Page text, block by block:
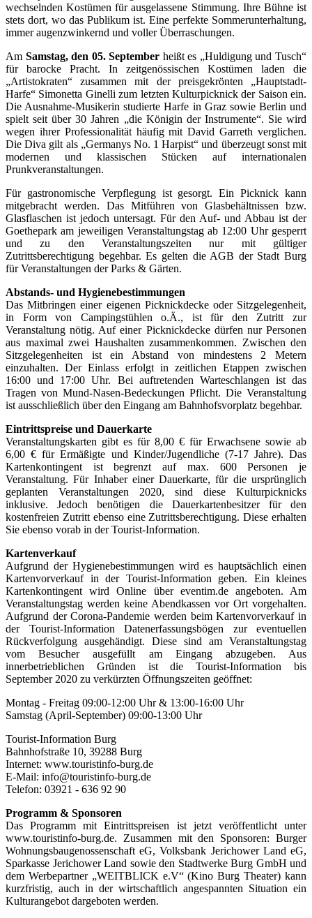
wechselnden Kostümen für ausgelassene Stimmung. Ihre Bühne ist
stets dort, wo das Publikum ist. Eine perfekte Sommerunterhaltung,
immer augenzwinkernd und voller Überraschungen.
Am Samstag, den 05. September heißt es „Huldigung und Tusch“
für barocke Pracht. In zeitgenössischen Kostümen laden die
„Artistokraten“ zusammen mit der preisgekrönten „Hauptstadt-
Harfe“ Simonetta Ginelli zum letzten Kulturpicknick der Saison ein.
Die Ausnahme-Musikerin studierte Harfe in Graz sowie Berlin und
spielt seit über 30 Jahren „die Königin der Instrumente“. Sie wird
wegen ihrer Professionalität häufig mit David Garreth verglichen.
Die Diva gilt als „Germanys No. 1 Harpist“ und überzeugt sonst mit
modernen und klassischen Stücken auf internationalen
Prunkveranstaltungen.
Für gastronomische Verpflegung ist gesorgt. Ein Picknick kann
mitgebracht werden. Das Mitführen von Glasbehältnissen bzw.
Glasflaschen ist jedoch untersagt. Für den Auf- und Abbau ist der
Goethepark am jeweiligen Veranstaltungstag ab 12:00 Uhr gesperrt
und zu den Veranstaltungszeiten nur mit gültiger
Zutrittsberechtigung begehbar. Es gelten die AGB der Stadt Burg
für Veranstaltungen der Parks & Gärten.
Abstands- und Hygienebestimmungen
Das Mitbringen einer eigenen Picknickdecke oder Sitzgelegenheit,
in Form von Campingstühlen o.Ä., ist für den Zutritt zur
Veranstaltung nötig. Auf einer Picknickdecke dürfen nur Personen
aus maximal zwei Haushalten zusammenkommen. Zwischen den
Sitzgelegenheiten ist ein Abstand von mindestens 2 Metern
einzuhalten. Der Einlass erfolgt in zeitlichen Etappen zwischen
16:00 und 17:00 Uhr. Bei auftretenden Warteschlangen ist das
Tragen von Mund-Nasen-Bedeckungen Pflicht. Die Veranstaltung
ist ausschließlich über den Eingang am Bahnhofsvorplatz begehbar.
Eintrittspreise und Dauerkarte
Veranstaltungskarten gibt es für 8,00 € für Erwachsene sowie ab
6,00 € für Ermäßigte und Kinder/Jugendliche (7-17 Jahre). Das
Kartenkontingent ist begrenzt auf max. 600 Personen je
Veranstaltung. Für Inhaber einer Dauerkarte, für die ursprünglich
geplanten Veranstaltungen 2020, sind diese Kulturpicknicks
inklusive. Jedoch benötigen die Dauerkartenbesitzer für den
kostenfreien Zutritt ebenso eine Zutrittsberechtigung. Diese erhalten
Sie ebenso vorab in der Tourist-Information.
Kartenverkauf
Aufgrund der Hygienebestimmungen wird es hauptsächlich einen
Kartenvorverkauf in der Tourist-Information geben. Ein kleines
Kartenkontingent wird Online über eventim.de angeboten. Am
Veranstaltungstag werden keine Abendkassen vor Ort vorgehalten.
Aufgrund der Corona-Pandemie werden beim Kartenvorverkauf in
der Tourist-Information Datenerfassungsbögen zur eventuellen
Rückverfolgung ausgehändigt. Diese sind am Veranstaltungstag
vom Besucher ausgefüllt am Eingang abzugeben. Aus
innerbetrieblichen Gründen ist die Tourist-Information bis
September 2020 zu verkürzten Öffnungszeiten geöffnet:
Montag - Freitag 09:00-12:00 Uhr & 13:00-16:00 Uhr
Samstag (April-September) 09:00-13:00 Uhr
Tourist-Information Burg
Bahnhofstraße 10, 39288 Burg
Internet: www.touristinfo-burg.de
E-Mail: info@touristinfo-burg.de
Telefon: 03921 - 636 92 90
Programm & Sponsoren
Das Programm mit Eintrittspreisen ist jetzt veröffentlicht unter
www.touristinfo-burg.de. Zusammen mit den Sponsoren: Burger
Wohnungsbaugenossenschaft eG, Volksbank Jerichower Land eG,
Sparkasse Jerichower Land sowie den Stadtwerke Burg GmbH und
dem Werbepartner „WEITBLICK e.V“ (Kino Burg Theater) kann
kurzfristig, auch in der wirtschaftlich angespannten Situation ein
Kulturangebot dargeboten werden.